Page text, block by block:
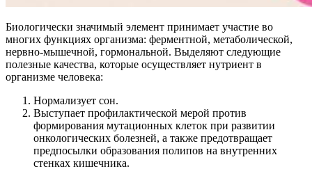
Биологически значимый элемент принимает участие во
многих функциях организма: ферментной, метаболической,
нервно-мышечной, гормональной. Выделяют следующие
полезные качества, которые осуществляет нутриент в
организме человека:
Нормализует сон.
Выступает профилактической мерой против
формирования мутационных клеток при развитии
онкологических болезней, а также предотвращает
предпосылки образования полипов на внутренних
стенках кишечника.